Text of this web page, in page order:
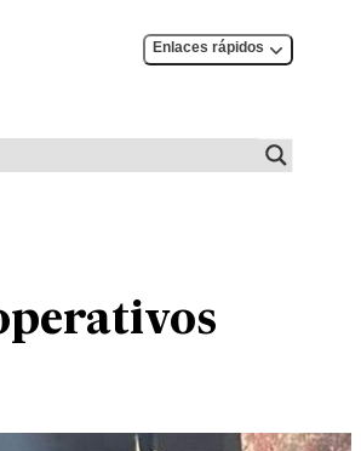
Enlaces rápidos